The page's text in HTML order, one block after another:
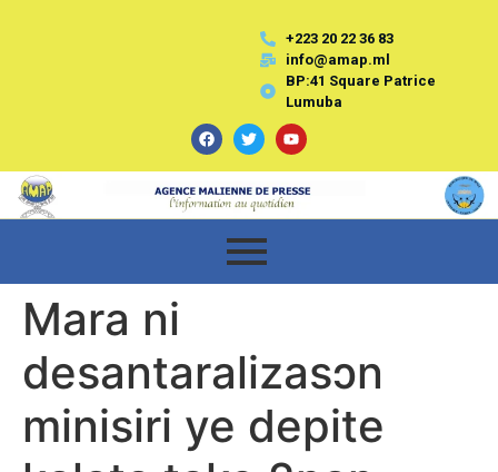
+223 20 22 36 83
info@amap.ml
BP:41 Square Patrice
Lumuba
Mara ni
desantaralizasɔn
minisiri ye depite